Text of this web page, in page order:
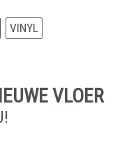
VINYL
VLOER